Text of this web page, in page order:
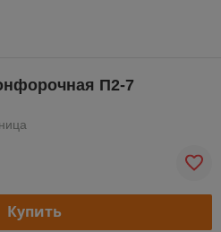
П2-7
Купить